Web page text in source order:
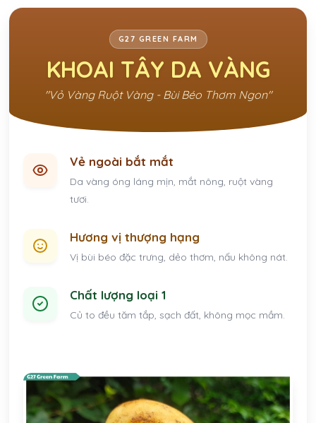
G27 GREEN FARM
KHOAI TÂY DA VÀNG
"Vỏ Vàng Ruột Vàng - Bùi Béo Thơm Ngon"
Vẻ ngoài bắt mắt
Da vàng óng láng mịn, mắt nông, ruột vàng
tươi.
Hương vị thượng hạng
Vị bùi béo đặc trưng, dẻo thơm, nấu không nát.
Chất lượng loại 1
Củ to đều tăm tắp, sạch đất, không mọc mầm.